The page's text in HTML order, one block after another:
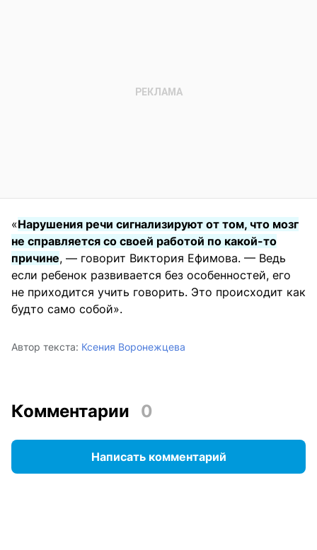
«Нарушения речи сигнализируют от том, что мозг
не справляется со своей работой по какой-то
причине, — говорит Виктория Ефимова. — Ведь
если ребенок развивается без особенностей, его
не приходится учить говорить. Это происходит как
будто само собой».
Автор текста: Ксения Воронежцева
Комментарии 0
Написать комментарий